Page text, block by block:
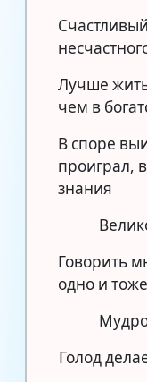
Лучше
чем в
В споре
проиграл,
знания
Говорить
одно и тоже
Голод